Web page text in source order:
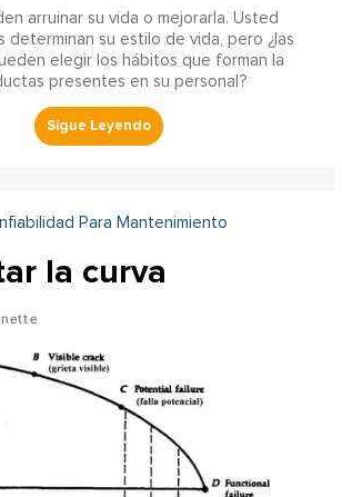
arruinar su vida o mejorarla. Usted
determinan su estilo de vida, pero ¿las
elegir los hábitos que forman la
presentes en su personal?
Para Mantenimiento
la curva